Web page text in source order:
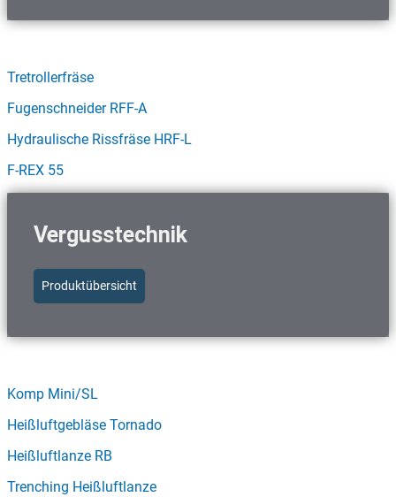
Tretrollerfräse
Fugenschneider RFF-A
Hydraulische Rissfräse HRF-L
F-REX 55
Vergusstechnik
Produktübersicht
Komp Mini/SL
Heißluftgebläse Tornado
Heißluftlanze RB
Trenching Heißluftlanze